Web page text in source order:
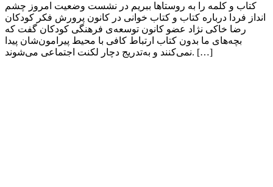
کتاب و کلمه را به روستاها ببریم در نشست وضعیت امروز چشم
انداز فردا درباره کتاب و کتاب خوانی در کانون پرورش فکر کودکان
رضا خاکی نژاد عضو کانون توسعه‌ی فرهنگی کودکان گفت که
بچه‌های ما بدون کتاب ارتباط کافی با محیط پیرامون‌شان پیدا
نمی‌کنند و به‌تدریج دچار لکنت اجتماعی می‌شوند. […]